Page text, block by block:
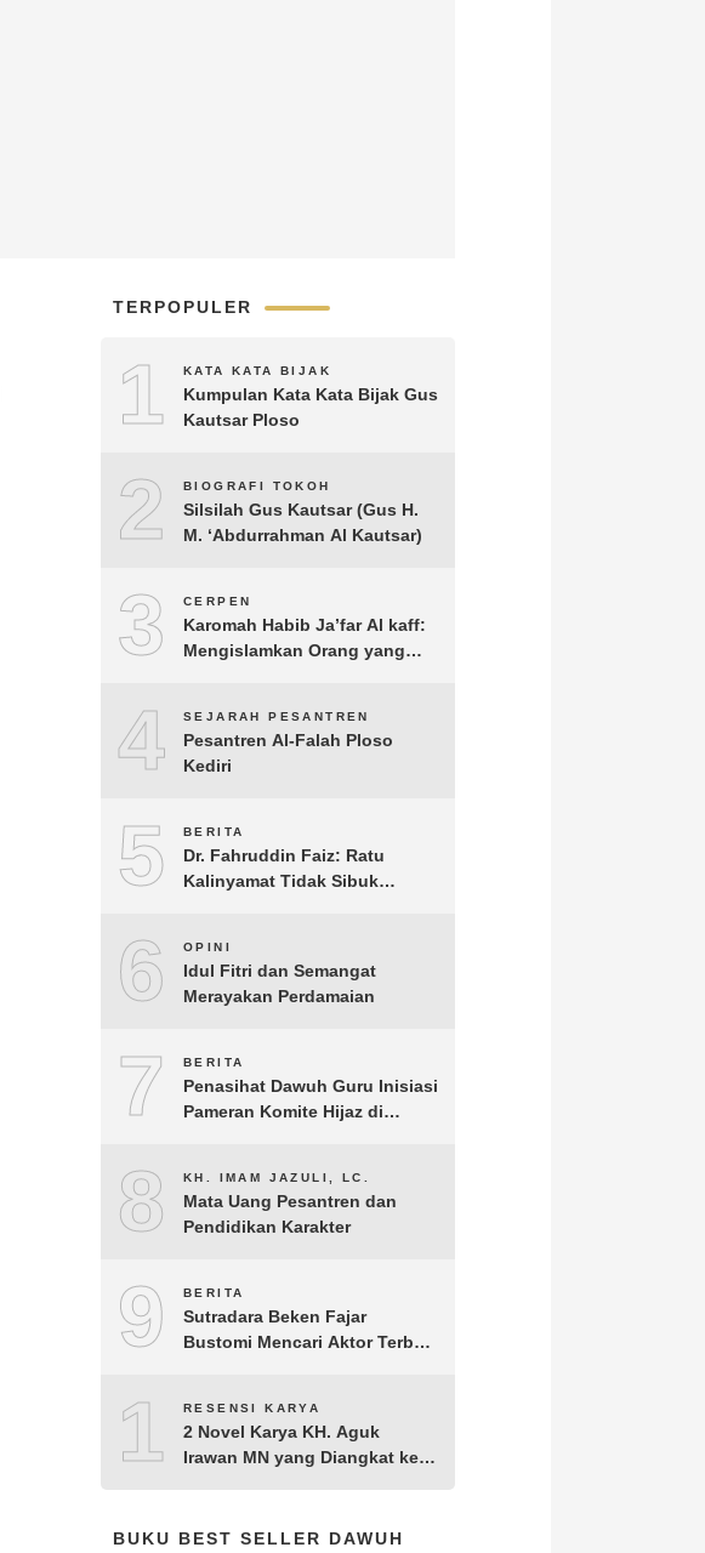
TERPOPULER
1 KATA KATA BIJAK
Kumpulan Kata Kata Bijak Gus
Kautsar Ploso
2 BIOGRAFI TOKOH
Silsilah Gus Kautsar (Gus H.
M. ‘Abdurrahman Al Kautsar)
3 CERPEN
Karomah Habib Ja’far Al kaff:
Mengislamkan Orang yang
4 SEJARAH PESANTREN
Pesantren Al-Falah Ploso
Kediri
5 BERITA
Dr. Fahruddin Faiz: Ratu
Kalinyamat Tidak Sibuk
Perekonomian Rakyatnya
6 OPINI
Idul Fitri dan Semangat
Merayakan Perdamaian
7 BERITA
Penasihat Dawuh Guru Inisiasi
Pameran Komite Hijaz di
8 KH. IMAM JAZULI, LC.
Mata Uang Pesantren dan
Pendidikan Karakter
9 BERITA
Sutradara Beken Fajar
Bustomi Mencari Aktor Terbaik
KH. Hasyim Asy’ari karya KH.
Aguk Irawan MN
10RESENSI KARYA
2 Novel Karya KH. Aguk
Irawan MN yang Diangkat ke
BUKU BEST SELLER DAWUH